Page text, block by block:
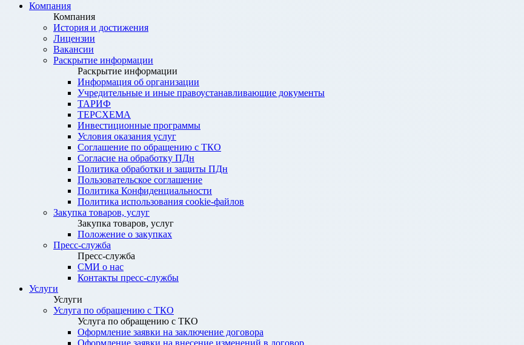
Компания
Компания
История и достижения
Лицензии
Вакансии
Раскрытие информации
Раскрытие информации
Информация об организации
Учредительные и иные правоустанавливающие документы
ТАРИФ
ТЕРСХЕМА
Инвестиционные программы
Условия оказания услуг
Соглашение по обращению с ТКО
Согласие на обработку ПДн
Политика обработки и защиты ПДн
Пользовательское соглашение
Политика Конфиденциальности
Политика использования cookie-файлов
Закупка товаров, услуг
Закупка товаров, услуг
Положение о закупках
Пресс-служба
Пресс-служба
СМИ о нас
Контакты пресс-службы
Услуги
Услуги
Услуга по обращению с ТКО
Услуга по обращению с ТКО
Оформление заявки на заключение договора
Оформление заявки на внесение изменений в договор